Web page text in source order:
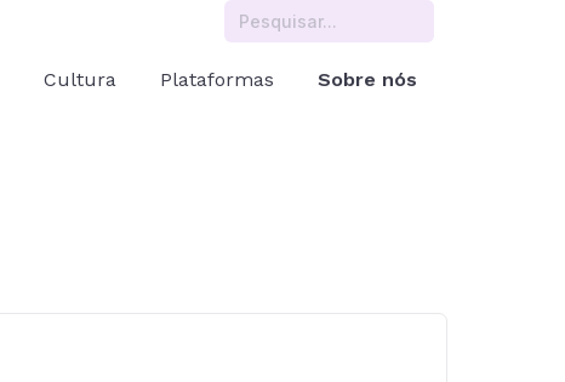
Cultura Plataformas Sobre nós